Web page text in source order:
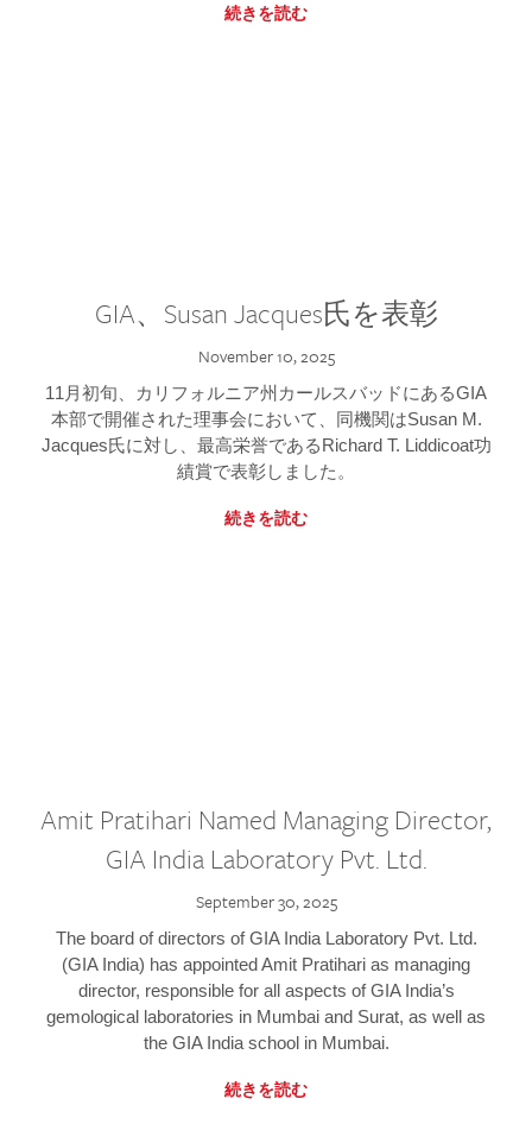
続きを読む
GIA、Susan Jacques氏を表彰
November 10, 2025
11月初旬、カリフォルニア州カールスバッドにあるGIA
本部で開催された理事会において、同機関はSusan M.
Jacques氏に対し、最高栄誉であるRichard T. Liddicoat功
績賞で表彰しました。
続きを読む
Amit Pratihari Named Managing Director,
GIA India Laboratory Pvt. Ltd.
September 30, 2025
The board of directors of GIA India Laboratory Pvt. Ltd.
(GIA India) has appointed Amit Pratihari as managing
director, responsible for all aspects of GIA India’s
gemological laboratories in Mumbai and Surat, as well as
the GIA India school in Mumbai.
続きを読む